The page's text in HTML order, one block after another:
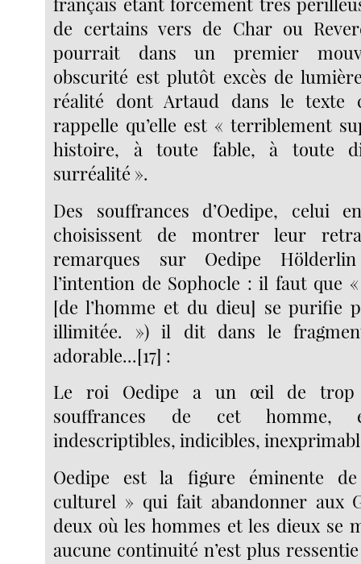
de certains vers de Char ou
pourrait dans un premier
obscurité est plutôt excès de
réalité dont Artaud dans le texte
rappelle qu’elle est « terriblement
histoire, à toute fable, à toute
surréalité ».
Des souffrances d’Oedipe, celui
choisissent de montrer leur
remarques sur Oedipe
l’intention de Sophocle : il faut que
[de l’homme et du dieu] se purifie
illimitée. ») il dit dans le
adorable...[17] :
Le roi Oedipe a un œil de trop
souffrances de cet homme,
indescriptibles, indicibles,
Oedipe est la figure éminente
culturel » qui fait abandonner aux
deux où les hommes et les dieux se
aucune continuité n’est plus